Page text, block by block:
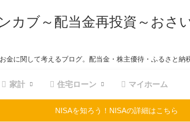
カブ～配当金再投資～おさ
お金に関して考えるブログ。配当金・株主優待・ふるさと納
家計 住宅ローン マイホーム
NISAを知ろう！NISAの詳細はこちら